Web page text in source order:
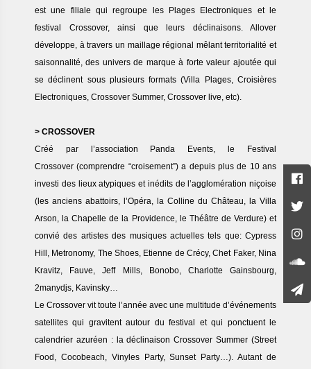
est une filiale qui regroupe les Plages Electroniques et le
festival Crossover, ainsi que leurs déclinaisons. Allover
développe, à travers un maillage régional mêlant territorialité et
saisonnalité, des univers de marque à forte valeur ajoutée qui
se déclinent sous plusieurs formats (Villa Plages, Croisières
Electroniques, Crossover Summer, Crossover live, etc).
> CROSSOVER
Créé par l’association Panda Events, le Festival
Crossover (comprendre “croisement”) a depuis plus de 10 ans
investi des lieux atypiques et inédits de l’agglomération niçoise
(les anciens abattoirs, l’Opéra, la Colline du Château, la Villa
Arson, la Chapelle de la Providence, le Théâtre de Verdure) et
convié des artistes des musiques actuelles tels que: Cypress
Hill, Metronomy, The Shoes, Etienne de Crécy, Chet Faker, Nina
Kravitz, Fauve, Jeff Mills, Bonobo, Charlotte Gainsbourg,
2manydjs, Kavinsky…
Le Crossover vit toute l’année avec une multitude d’événements
satellites qui gravitent autour du festival et qui ponctuent le
calendrier azuréen : la déclinaison Crossover Summer (Street
Food, Cocobeach, Vinyles Party, Sunset Party…). Autant de